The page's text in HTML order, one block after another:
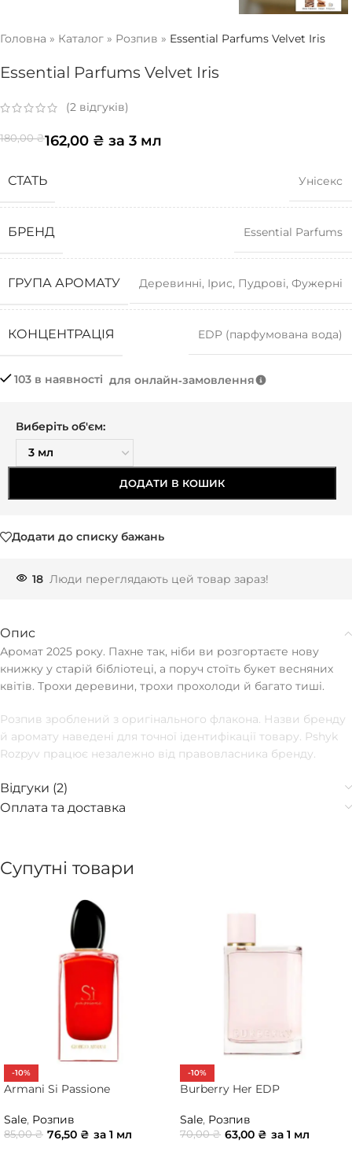
Головна » Каталог » Розпив » Essential Parfums Velvet Iris
Essential Parfums Velvet Iris
(2 відгуків)
180,00₴162,00 ₴ за 3 мл
СТАТЬ Унісекс
БРЕНД Essential Parfums
ГРУПА АРОМАТУ Деревинні, Ірис, Пудрові, Фужерні
КОНЦЕНТРАЦІЯ EDP (парфумована вода)
103 в наявності для онлайн‑замовлення
Виберіть об'єм:
ДОДАТИ В КОШИК
Додати до списку бажань
18 Люди переглядають цей товар зараз!
Опис
Аромат 2025 року. Пахне так, ніби ви розгортаєте нову
книжку у старій бібліотеці, а поруч стоїть букет весняних
квітів. Трохи деревини, трохи прохолоди й багато тиші.
Розпив зроблений з оригінального флакона. Назви бренду
й аромату наведені для точної ідентифікації товару. Pshyk
Rozpyv працює незалежно від правовласника бренду.
Відгуки (2)
Оплата та доставка
Супутні товари
-10%
Armani Si Passione
Sale, Розпив
85,00₴ 76,50 ₴ за 1 мл
-10%
Burberry Her EDP
Sale, Розпив
70,00₴ 63,00 ₴ за 1 мл